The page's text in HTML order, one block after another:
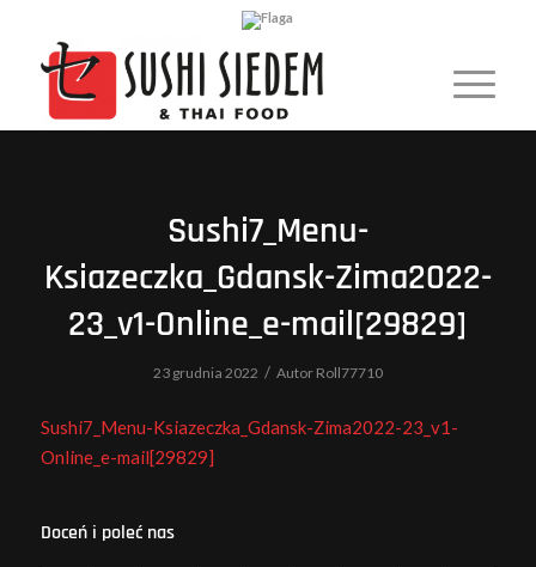
Sushi7_Menu-
Ksiazeczka_Gdansk-Zima2022-
23_v1-Online_e-mail[29829]
23 grudnia 2022 / Autor Roll77710
Sushi7_Menu-Ksiazeczka_Gdansk-Zima2022-23_v1-
Online_e-mail[29829]
Doceń i poleć nas